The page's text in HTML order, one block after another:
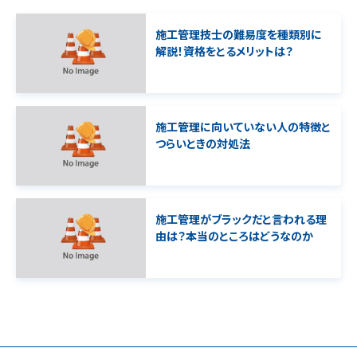
施工管理技士の難易度を種類別に
解説！資格をとるメリットは？
施工管理に向いていない人の特徴と
つらいときの対処法
施工管理がブラックだと言われる理
由は？本当のところはどうなのか